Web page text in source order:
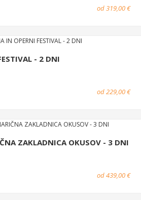
od 319,00 €
- 2 DNI
od 229,00 €
ZAKLADNICA OKUSOV - 3 DNI
od 439,00 €